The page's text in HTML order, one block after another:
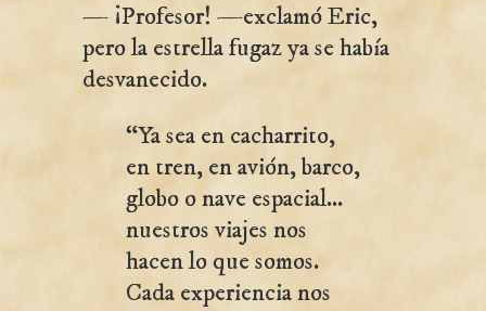
— ¡Profesor! —exclamó Eric,
pero la estrella fugaz ya se había
desvanecido.
“Ya sea en cacharrito,
en tren, en avión, barco,
globo o nave espacial...
nuestros viajes nos
hacen lo que somos.
Cada experiencia nos